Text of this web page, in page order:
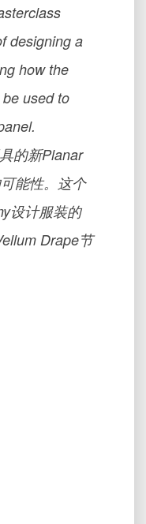
designing a
how the
used to
的新Planar
能性。这个
设计服装的
Drape节